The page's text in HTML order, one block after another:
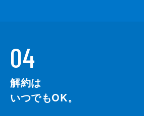
04
解約は
いつでもOK。